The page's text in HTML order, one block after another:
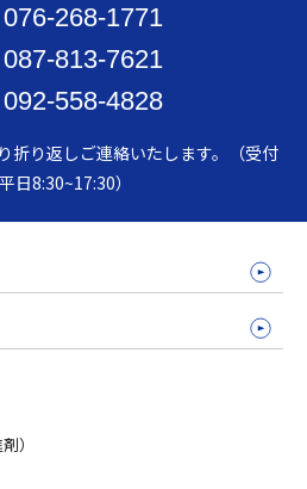
076-268-1771
087-813-7621
092-558-4828
折り返しご連絡いたします。（受付
日8:30~17:30）
）